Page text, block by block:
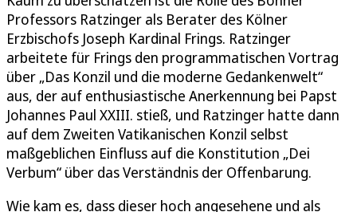
Professors Ratzinger als Berater des Kölner
Erzbischofs Joseph Kardinal Frings. Ratzinger
arbeitete für Frings den programmatischen Vortrag
über „Das Konzil und die moderne Gedankenwelt“
aus, der auf enthusiastische Anerkennung bei Papst
Johannes Paul XXIII. stieß, und Ratzinger hatte dann
auf dem Zweiten Vatikanischen Konzil selbst
maßgeblichen Einfluss auf die Konstitution „Dei
Verbum“ über das Verständnis der Offenbarung.
Wie kam es, dass dieser hoch angesehene und als